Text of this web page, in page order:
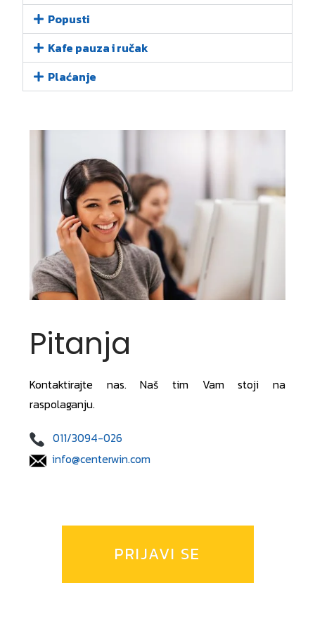
Popusti
Kafe pauza i ručak
Plaćanje
Pitanja
Kontaktirajte nas. Naš tim Vam stoji na
raspolaganju.
011/3094-026
info@centerwin.com
PRIJAVI SE